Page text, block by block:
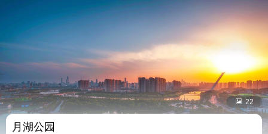
 22
月湖公园